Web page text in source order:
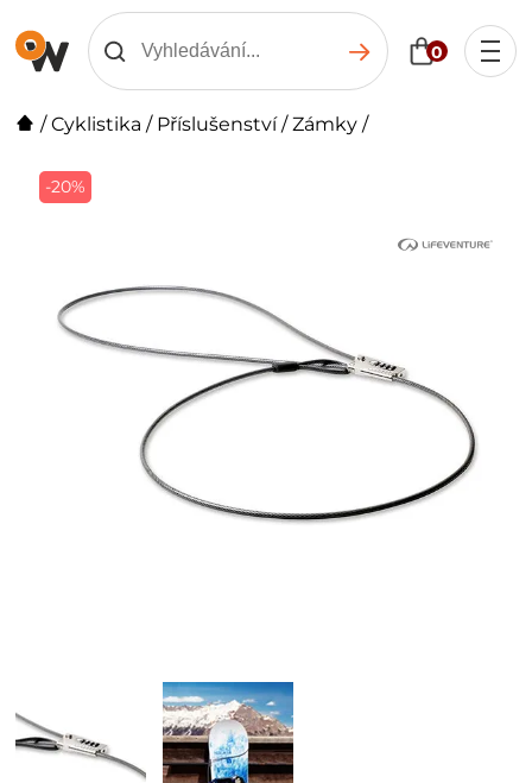
0
/Cyklistika / Příslušenství/Zámky /
-20%